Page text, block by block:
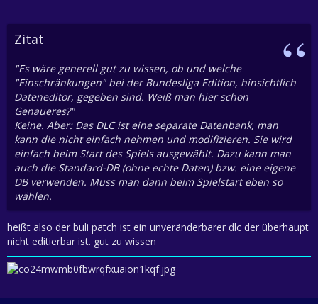
Zitat
"Es wäre generell gut zu wissen, ob und welche
"Einschränkungen" bei der Bundesliga Edition, hinsichtlich
Dateneditor, gegeben sind. Weiß man hier schon
Genaueres?"
Keine. Aber: Das DLC ist eine separate Datenbank, man
kann die nicht einfach nehmen und modifizieren. Sie wird
einfach beim Start des Spiels ausgewählt. Dazu kann man
auch die Standard-DB (ohne echte Daten) bzw. eine eigene
DB verwenden. Muss man dann beim Spielstart eben so
wählen.
heißt also der buli patch ist ein unveränderbarer dlc der überhaupt
nicht editierbar ist. gut zu wissen